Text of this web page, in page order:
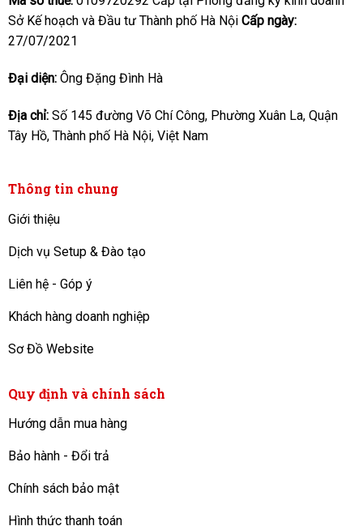
Sở Kế hoạch và Đầu tư Thành phố Hà Nội Cấp ngày:
27/07/2021
Đại diện: Ông Đặng Đình Hà
Địa chỉ: Số 145 đường Võ Chí Công, Phường Xuân La, Quận
Tây Hồ, Thành phố Hà Nội, Việt Nam
Thông tin chung
Giới thiệu
Dịch vụ Setup & Đào tạo
Liên hệ - Góp ý
Khách hàng doanh nghiệp
Sơ Đồ Website
Quy định và chính sách
Hướng dẫn mua hàng
Bảo hành - Đổi trả
Chính sách bảo mật
Hình thức thanh toán